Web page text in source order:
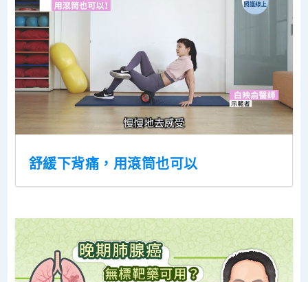
舒緩下背痛，用滾筒也可以